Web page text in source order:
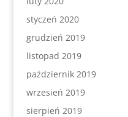
styczeń 2020
grudzień 2019
listopad 2019
październik 2019
wrzesień 2019
sierpień 2019